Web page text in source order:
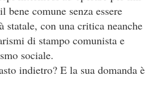
comune senza essere
statale, con una critica neanche
di stampo comunista e
sociale.
indietro? E la sua domanda è